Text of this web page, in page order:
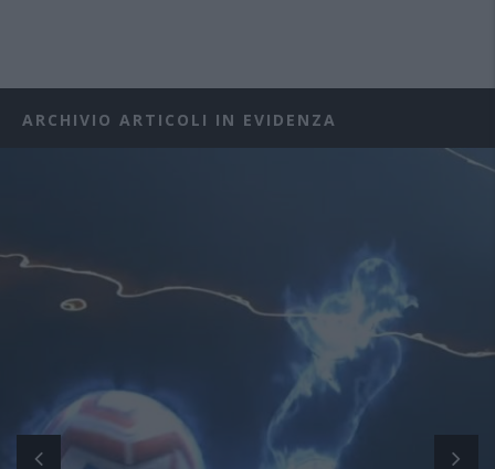
ARCHIVIO ARTICOLI IN EVIDENZA